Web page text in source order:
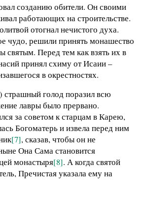
созданию обители. Он своими
работающих на строительстве.
отогнал нечистого духа.
чудо, решили принять монашество
святым. Перед тем как взять их в
принял схиму от Исаии –
в окрестностях.
страшный голод поразил всю
лавры было прервано.
за советом к старцам в Карею,
Богоматерь и извела перед ним
[7], сказав, чтобы он не
Она Сама становится
монастыря[8]. А когда святой
Пречистая указала ему на